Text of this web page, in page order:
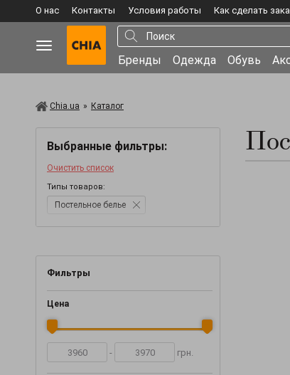
О нас Контакты Условия работы Как сделать
Бренды Одежда Обувь
Chia.ua » Каталог
Выбранные фильтры:
Очистить список
Типы товаров:
Постельное белье
Фильтры
Цена
- грн.